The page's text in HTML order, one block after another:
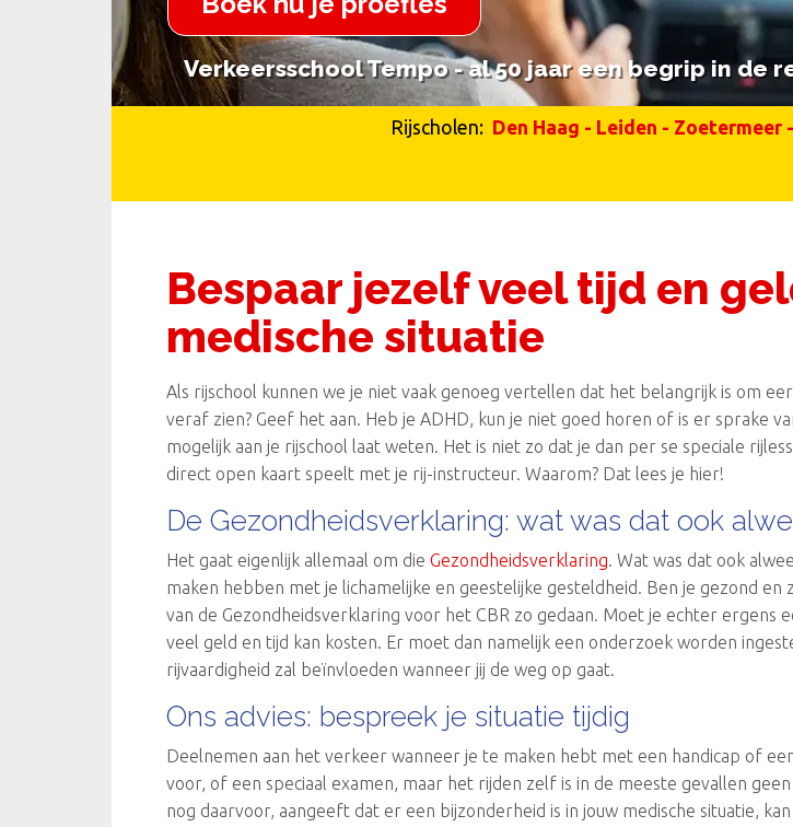
Verkeersschool Tempo - al 50 jaar een begrip in de
Verkeersschool Tempo - al 50 jaar een begrip in de
Rijscholen: Den Haag - Leiden - Zoetermeer -
Bespaar jezelf veel tijd en
medische situatie
Als rijschool kunnen we je niet vaak genoeg vertellen dat het belangrijk is om
veraf zien? Geef het aan. Heb je ADHD, kun je niet goed horen of is er sprake
mogelijk aan je rijschool laat weten. Het is niet zo dat je dan per se speciale
direct open kaart speelt met je rij-instructeur. Waarom? Dat lees je hier!
De Gezondheidsverklaring: wat was dat ook
Het gaat eigenlijk allemaal om die Gezondheidsverklaring. Wat was dat ook
maken hebben met je lichamelijke en geestelijke gesteldheid. Ben je gezond
van de Gezondheidsverklaring voor het CBR zo gedaan. Moet je echter ergens
veel geld en tijd kan kosten. Er moet dan namelijk een onderzoek worden
rijvaardigheid zal beïnvloeden wanneer jij de weg op gaat.
Ons advies: bespreek je situatie tijdig
Deelnemen aan het verkeer wanneer je te maken hebt met een handicap of
voor, of een speciaal examen, maar het rijden zelf is in de meeste gevallen
nog daarvoor, aangeeft dat er een bijzonderheid is in jouw medische situatie,